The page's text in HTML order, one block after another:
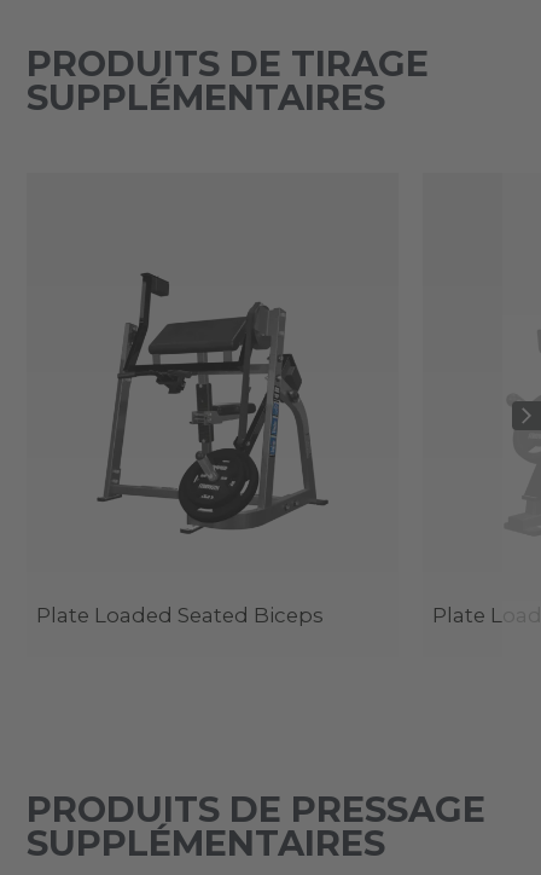
PRODUITS DE TIRAGE
SUPPLÉMENTAIRES
Plate Loaded Seated Biceps Plate
PRODUITS DE PRESSAGE
SUPPLÉMENTAIRES